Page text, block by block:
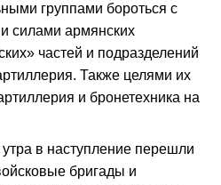
группами бороться с
силами армянских
частей и подразделений
Также целями их
и бронетехника на
в наступление перешли
бригады и